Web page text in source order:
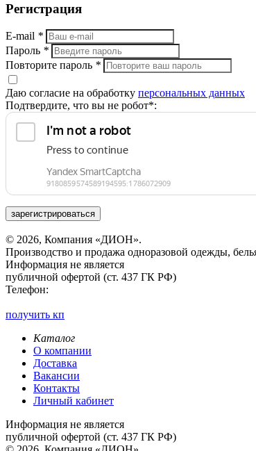
Регистрация
E-mail *
Пароль *
Повторите пароль *
Даю согласие на обработку персональных данных
Подтвердите, что вы не робот*:
зарегистрироваться
© 2026, Компания «ДИОН».
Производство и продажа одноразовой одежды,
Информация не является
публичной офертой (ст. 437 ГК РФ)
Телефон:
получить кп
Каталог
О компании
Доставка
Вакансии
Контакты
Личный кабинет
Информация не является
публичной офертой (ст. 437 ГК РФ)